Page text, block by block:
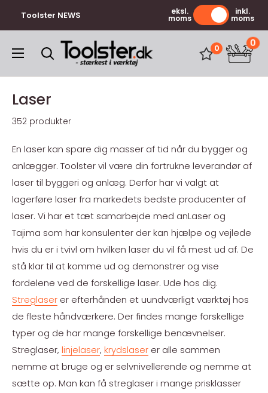
Toolster NEWS eksl.
moms
inkl.
moms
Toolster.dk 0 0
Laser
352 produkter
En laser kan spare dig masser af tid når du bygger og
anlægger. Toolster vil være din fortrukne leverandør af
laser til byggeri og anlæg. Derfor har vi valgt at
lagerføre laser fra markedets bedste producenter af
laser. Vi har et tæt samarbejde med anLaser og
Tajima som har konsulenter der kan hjælpe og vejlede
hvis du er i tvivl om hvilken laser du vil få mest ud af. De
stå klar til at komme ud og demonstrer og vise
fordelene ved de forskellige laser. Ude hos dig.
Streglaser er efterhånden et uundværligt værktøj hos
de fleste håndværkere. Der findes mange forskellige
typer og de har mange forskellige benævnelser.
Streglaser, linjelaser, krydslaser er alle sammen
nemme at bruge og er selvnivellerende og nemme at
sætte op. Man kan få streglaser i mange prisklasser